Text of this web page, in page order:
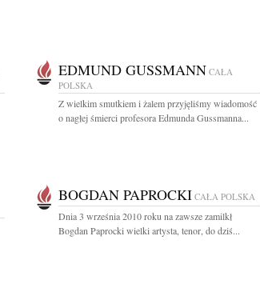
EDMUND GUSSMANN CAŁA
POLSKA
Z wielkim smutkiem i żalem przyjęliśmy wiadomość
o nagłej śmierci profesora Edmunda Gussmanna...
BOGDAN PAPROCKI CAŁA POLSKA
Dnia 3 września 2010 roku na zawsze zamilkł
Bogdan Paprocki wielki artysta, tenor, do dziś...